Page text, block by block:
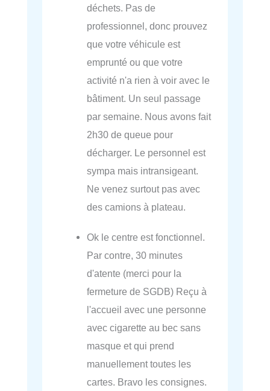
déchets. Pas de
professionnel, donc prouvez
que votre véhicule est
emprunté ou que votre
activité n'a rien à voir avec le
bâtiment. Un seul passage
par semaine. Nous avons fait
2h30 de queue pour
décharger. Le personnel est
sympa mais intransigeant.
Ne venez surtout pas avec
des camions à plateau.
Ok le centre est fonctionnel.
Par contre, 30 minutes
d'atente (merci pour la
fermeture de SGDB) Reçu à
l'accueil avec une personne
avec cigarette au bec sans
masque et qui prend
manuellement toutes les
cartes. Bravo les consignes.